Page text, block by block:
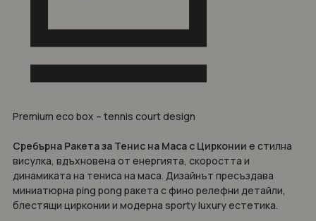
Premium eco box – tennis court design
Сребърна Ракета за Тенис на Маса с Цирконии е стилна
висулка, вдъхновена от енергията, скоростта и
динамиката на тениса на маса. Дизайнът пресъздава
миниатюрна ping pong ракета с фино релефни детайли,
блестящи цирконии и модерна sporty luxury естетика.